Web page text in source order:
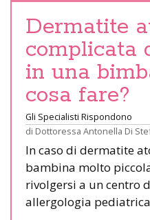
Dermatite
complicata
in una
cosa fare?
Gli Specialisti Rispondono
di Dottoressa Antonella Di
In caso di dermatite
bambina molto
rivolgersi a un centro
allergologia